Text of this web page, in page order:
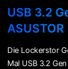
USB 3.2
ASUSTOR
Die Lockerstor
Mal USB 3.2